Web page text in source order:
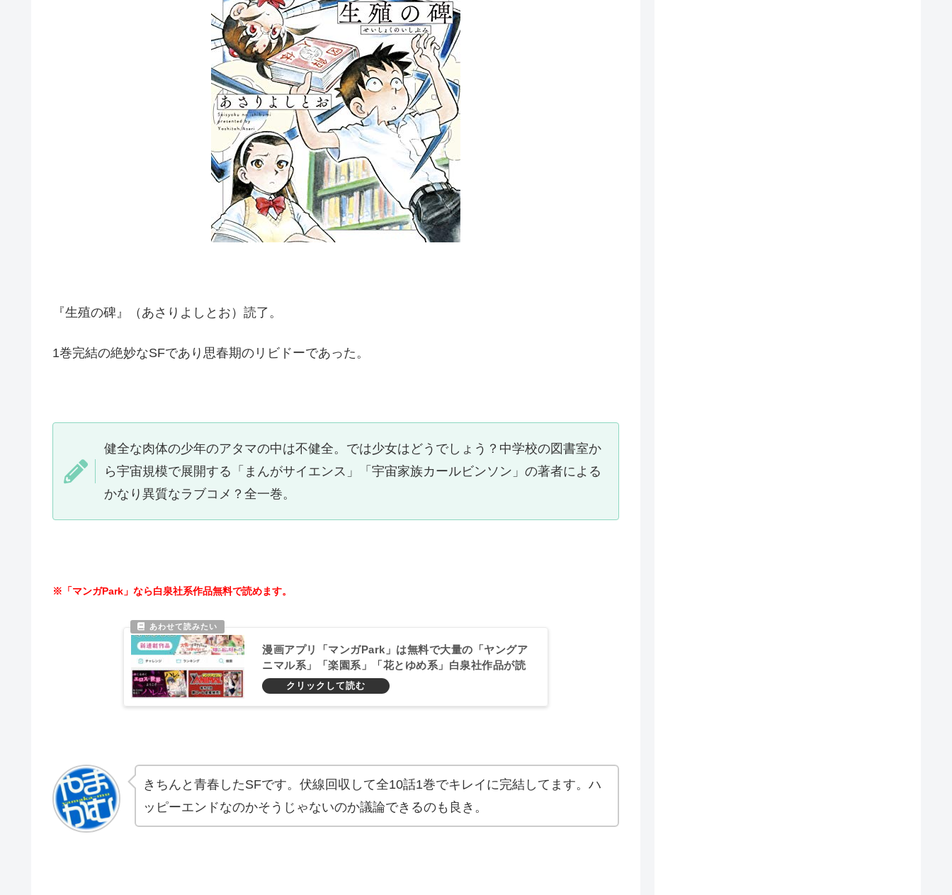
『生殖の碑』（あさりよしとお）読了。
1巻完結の絶妙なSFであり思春期のリビドーであった。
健全な肉体の少年のアタマの中は不健全。では少女はどうでしょう？中学校の図書室か
ら宇宙規模で展開する「まんがサイエンス」「宇宙家族カールビンソン」の著者による
かなり異質なラブコメ？全一巻。
※「マンガPark」なら白泉社系作品無料で読めます。
漫画アプリ「マンガPark」は無料で大量の「ヤングア
ニマル系」「楽園系」「花とゆめ系」白泉社作品が読
める！おすすめ作品紹介！
きちんと青春したSFです。伏線回収して全10話1巻でキレイに完結してます。ハ
ッピーエンドなのかそうじゃないのか議論できるのも良き。